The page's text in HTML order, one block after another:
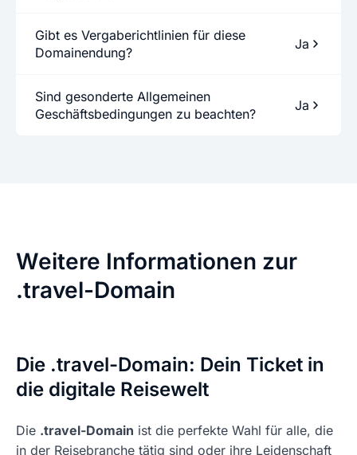
Gibt es Vergaberichtlinien für diese
Domainendung?
Ja
Sind gesonderte Allgemeinen
Geschäftsbedingungen zu beachten?
Ja
Weitere Informationen zur
.travel-Domain
Die .travel-Domain: Dein Ticket in
die digitale Reisewelt
Die .travel-Domain ist die perfekte Wahl für alle, die
in der Reisebranche tätig sind oder ihre Leidenschaft